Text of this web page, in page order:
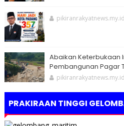
pikiranrakyatnews.my.id
Abaikan Keterbukaan
Pembangunan Pagar
pikiranrakyatnews.my.id
PRAKIRAAN TINGGI